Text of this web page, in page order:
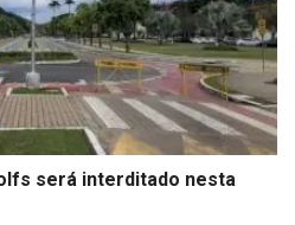
será interditado nesta